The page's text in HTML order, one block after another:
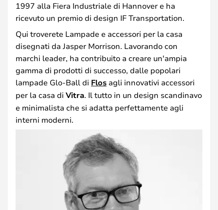
1997 alla Fiera Industriale di Hannover e ha
ricevuto un premio di design IF Transportation.
Qui troverete Lampade e accessori per la casa
disegnati da Jasper Morrison. Lavorando con
marchi leader, ha contribuito a creare un'ampia
gamma di prodotti di successo, dalle popolari
lampade Glo-Ball di Flos agli innovativi accessori
per la casa di Vitra. Il tutto in un design scandinavo
e minimalista che si adatta perfettamente agli
interni moderni.